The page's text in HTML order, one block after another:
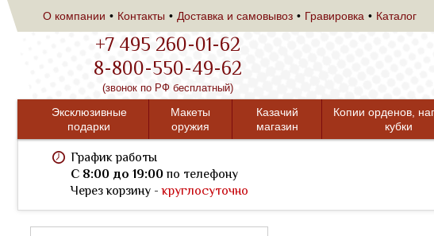
О компании Контакты Доставка и самовывоз Гравировка Каталог
+7 495 260-01-62
8-800-550-49-62
(звонок по РФ бесплатный)
Эксклюзивные
подарки
Макеты
оружия
Казачий
магазин
Копии орденов,
кубки
График работы
C 8:00 до 19:00по телефону
Через корзину -круглосуточно